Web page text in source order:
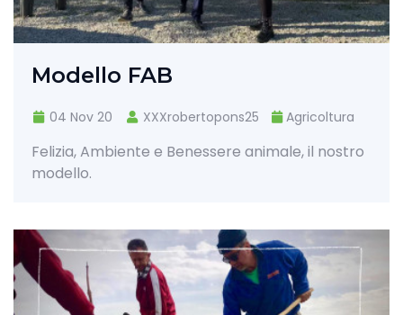
Modello FAB
04 Nov 20 XXXrobertopons25 Agricoltura
Felizia, Ambiente e Benessere animale, il nostro
modello.